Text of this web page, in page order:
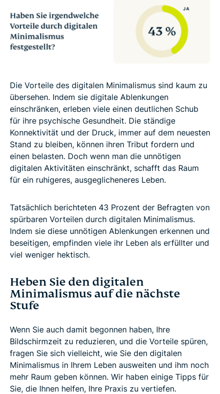
Die Vorteile des digitalen Minimalismus sind kaum zu
übersehen. Indem sie digitale Ablenkungen
einschränken, erleben viele einen deutlichen Schub
für ihre psychische Gesundheit. Die ständige
Konnektivität und der Druck, immer auf dem neuesten
Stand zu bleiben, können ihren Tribut fordern und
einen belasten. Doch wenn man die unnötigen
digitalen Aktivitäten einschränkt, schafft das Raum
für ein ruhigeres, ausgeglicheneres Leben.
Tatsächlich berichteten 43 Prozent der Befragten von
spürbaren Vorteilen durch digitalen Minimalismus.
Indem sie diese unnötigen Ablenkungen erkennen und
beseitigen, empfinden viele ihr Leben als erfüllter und
viel weniger hektisch.
Heben Sie den digitalen
Minimalismus auf die nächste
Stufe
Wenn Sie auch damit begonnen haben, Ihre
Bildschirmzeit zu reduzieren, und die Vorteile spüren,
fragen Sie sich vielleicht, wie Sie den digitalen
Minimalismus in Ihrem Leben ausweiten und ihm noch
mehr Raum geben können. Wir haben einige Tipps für
Sie, die Ihnen helfen, Ihre Praxis zu vertiefen.